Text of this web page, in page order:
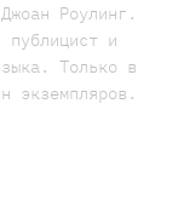
Роулинг.
и
Только в
экземпляров.